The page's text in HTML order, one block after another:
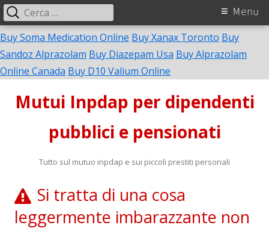
Buy Soma Medication Online Buy Xanax Toronto Buy
Sandoz Alprazolam Buy Diazepam Usa Buy Alprazolam
Online Canada Buy D10 Valium Online
contenuto
Mutui Inpdap per dipendenti
pubblici e pensionati
Tutto sul mutuo inpdap e sui piccoli prestiti personali
Menu
principale
Menu
Ricerca
per:
Si tratta di una cosa
leggermente imbarazzante non